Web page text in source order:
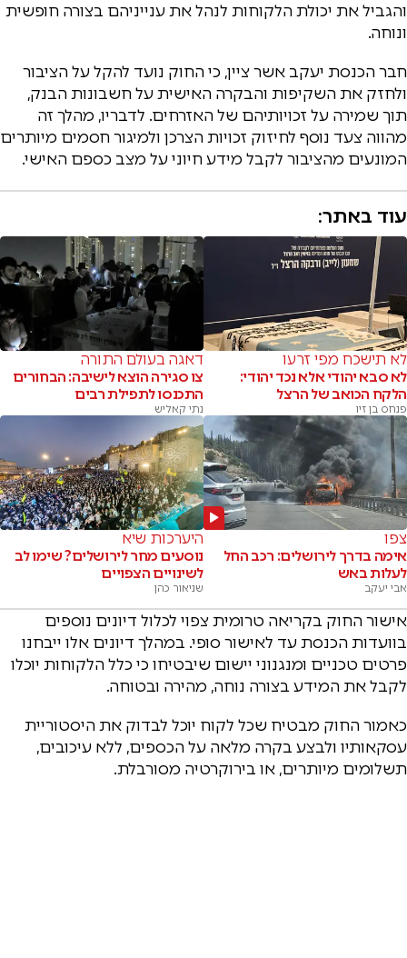
והגביל את יכולת הלקוחות לנהל את ענייניהם בצורה חופשית
ונוחה.
חבר הכנסת יעקב אשר ציין, כי החוק נועד להקל על הציבור
ולחזק את השקיפות והבקרה האישית על חשבונות הבנק,
תוך שמירה על זכויותיהם של האזרחים. לדבריו, מהלך זה
מהווה צעד נוסף לחיזוק זכויות הצרכן ולמיגור חסמים מיותרים
המונעים מהציבור לקבל מידע חיוני על מצב כספם האישי.
עוד באתר:
לא תישכח מפי זרעו
לא סבא יהודי אלא נכד יהודי:
הלקח הכואב של הרצל
פנחס בן זיו
דאגה בעולם התורה
צו סגירה הוצא לישיבה: הבחורים
התכנסו לתפילת רבים
נתי קאליש
צפו
אימה בדרך לירושלים: רכב החל
לעלות באש
אבי יעקב
היערכות שיא
נוסעים מחר לירושלים? שימו לב
לשינויים הצפויים
שניאור כהן
אישור החוק בקריאה טרומית צפוי לכלול דיונים נוספים
בוועדות הכנסת עד לאישור סופי. במהלך דיונים אלו ייבחנו
פרטים טכניים ומנגנוני יישום שיבטיחו כי כלל הלקוחות יוכלו
לקבל את המידע בצורה נוחה, מהירה ובטוחה.
כאמור החוק מבטיח שכל לקוח יוכל לבדוק את היסטוריית
עסקאותיו ולבצע בקרה מלאה על הכספים, ללא עיכובים,
תשלומים מיותרים, או בירוקרטיה מסורבלת.